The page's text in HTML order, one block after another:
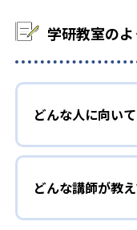
学研教室の
どんな人に向い
どんな講師が教